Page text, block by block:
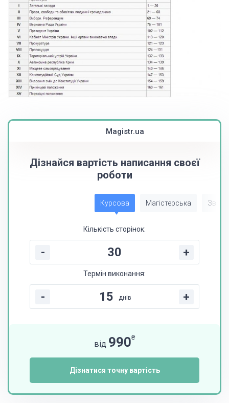
Magistr.ua
Дізнайся вартість написання своєї
роботи
Курсова Магістерська Звіт
Кількість сторінок:
- +
Термін виконання:
- днів +
від 990₴
Дізнатися точну вартість